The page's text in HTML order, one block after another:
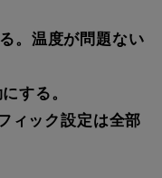
。温度が問題ない
する。
ィック設定は全部